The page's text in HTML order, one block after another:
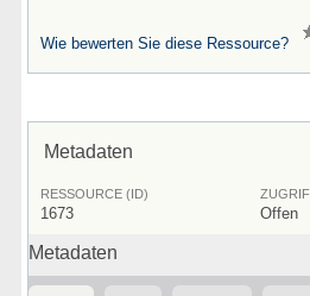
Wie bewerten Sie diese Ressource?
Metadaten
RESSOURCE (ID)
1673 Offen
Metadaten